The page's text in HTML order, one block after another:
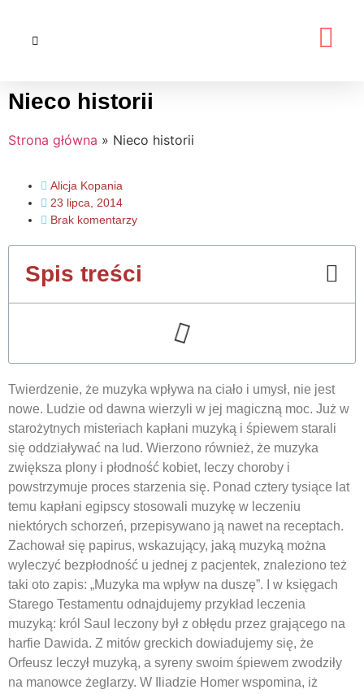
Nieco historii
Strona główna » Nieco historii
Alicja Kopania
23 lipca, 2014
Brak komentarzy
Spis treści
Twierdzenie, że muzyka wpływa na ciało i umysł, nie jest
nowe. Ludzie od dawna wierzyli w jej magiczną moc. Już w
starożytnych misteriach kapłani muzyką i śpiewem starali
się oddziaływać na lud. Wierzono również, że muzyka
zwiększa plony i płodność kobiet, leczy choroby i
powstrzymuje proces starzenia się. Ponad cztery tysiące lat
temu kapłani egipscy stosowali muzykę w leczeniu
niektórych schorzeń, przepisywano ją nawet na receptach.
Zachował się papirus, wskazujący, jaką muzyką można
wyleczyć bezpłodność u jednej z pacjentek, znaleziono też
taki oto zapis: „Muzyka ma wpływ na duszę”. I w księgach
Starego Testamentu odnajdujemy przykład leczenia
muzyką: król Saul leczony był z obłędu przez grającego na
harfie Dawida. Z mitów greckich dowiadujemy się, że
Orfeusz leczył muzyką, a syreny swoim śpiewem zwodziły
na manowce żeglarzy. W Iliadzie Homer wspomina, iż